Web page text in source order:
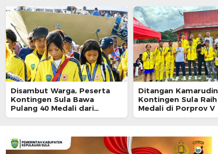
Disambut Warga, Peserta
Kontingen Sula Bawa
Pulang 40 Medali dari
Porprov Malut 2026
Ditangan
Kontingen Sula
Medali di Porprov V